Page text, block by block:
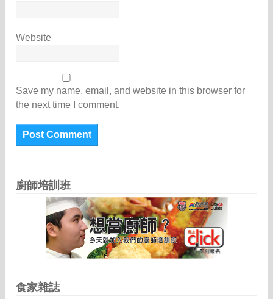
Website
Save my name, email, and website in this browser for
the next time I comment.
廚師培訓班
食家雜誌